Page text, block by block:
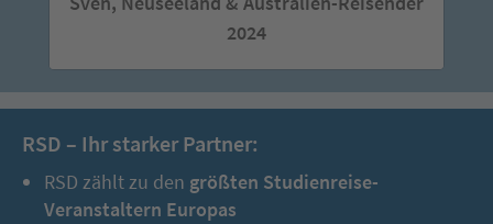
2024
RSD – Ihr starker Partner:
RSD zählt zu den größten Studienreise-
Veranstaltern Europas